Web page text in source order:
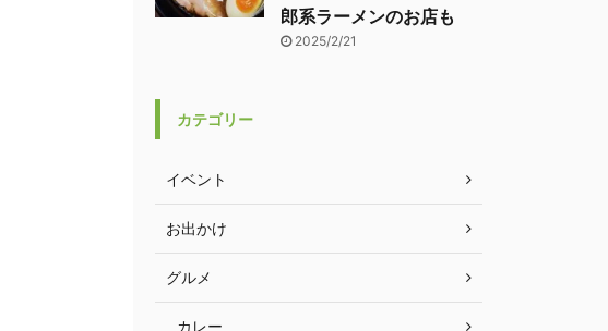
郎系ラーメンのお店も
2025/2/21
カテゴリー
イベント
お出かけ
グルメ
カレー